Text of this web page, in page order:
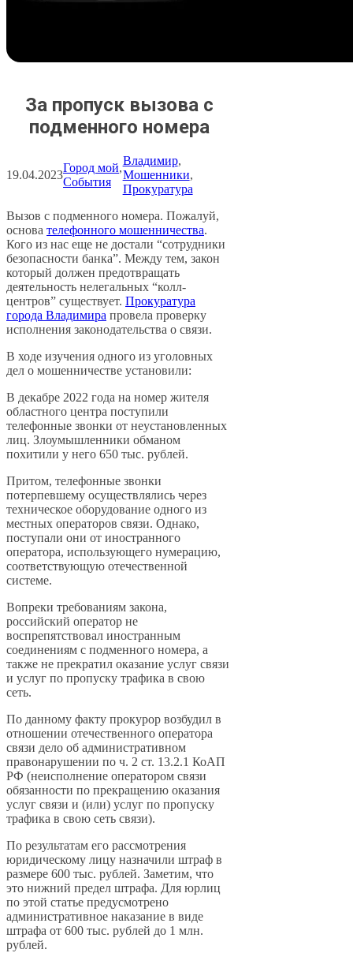
За пропуск вызова с
подменного номера
19.04.2023
Город мой ,
События
Владимир
Мошенники
Прокуратура
Вызов с подменного номера. Пожалуй,
основа телефонного мошенничества.
Кого из нас еще не достали “сотрудники
безопасности банка”. Между тем, закон
который должен предотвращать
деятельность нелегальных “колл-
центров” существует. Прокуратура
города Владимира провела проверку
исполнения законодательства о связи.
В ходе изучения одного из уголовных
дел о мошенничестве установили:
В декабре 2022 года на номер жителя
областного центра поступили
телефонные звонки от неустановленных
лиц. Злоумышленники обманом
похитили у него 650 тыс. рублей.
Притом, телефонные звонки
потерпевшему осуществлялись через
техническое оборудование одного из
местных операторов связи. Однако,
поступали они от иностранного
оператора, использующего нумерацию,
соответствующую отечественной
системе.
Вопреки требованиям закона,
российский оператор не
воспрепятствовал иностранным
соединениям с подменного номера, а
также не прекратил оказание услуг связи
и услуг по пропуску трафика в свою
сеть.
По данному факту прокурор возбудил в
отношении отечественного оператора
связи дело об административном
правонарушении по ч. 2 ст. 13.2.1 КоАП
РФ (неисполнение оператором связи
обязанности по прекращению оказания
услуг связи и (или) услуг по пропуску
трафика в свою сеть связи).
По результатам его рассмотрения
юридическому лицу назначили штраф в
размере 600 тыс. рублей. Заметим, что
это нижний предел штрафа. Для юрлиц
по этой статье предусмотрено
административное наказание в виде
штрафа от 600 тыс. рублей до 1 млн.
рублей.